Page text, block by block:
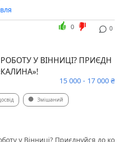
0
0
У ВІННИЦІ? ПРИЄДН
15 000 - 17 000 ₴
Змішаний
у Вінниці? Приєднуйся до ко